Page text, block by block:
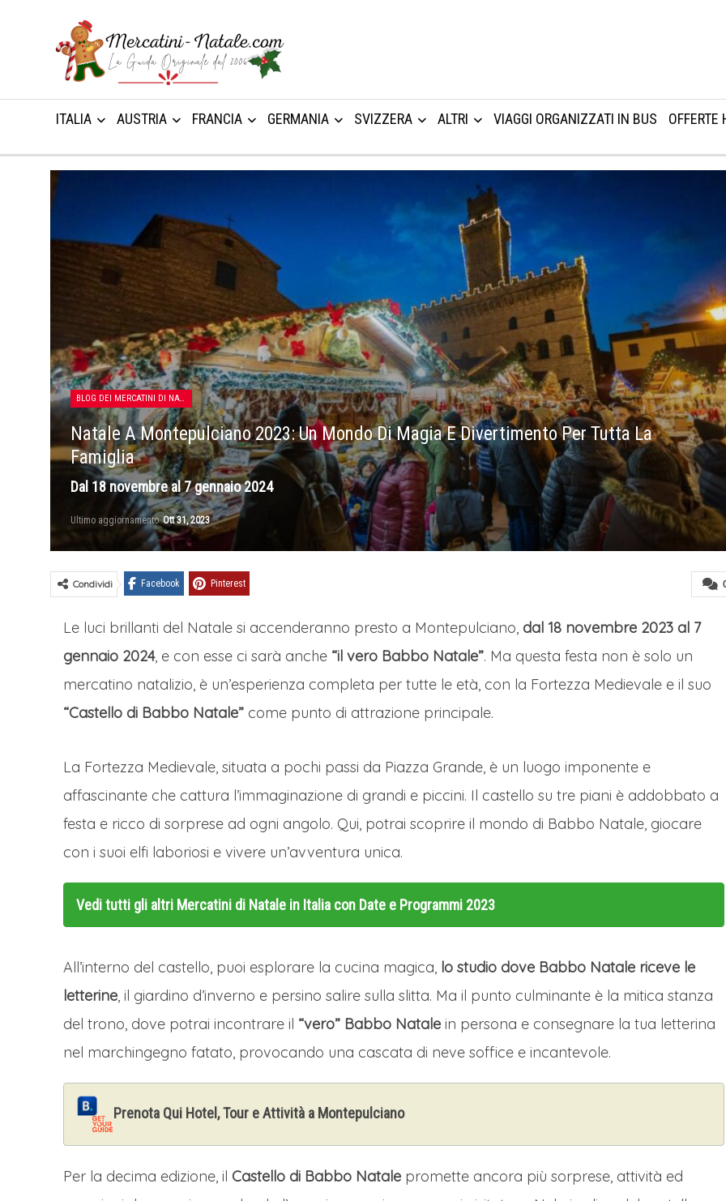
ITALIA AUSTRIA FRANCIA GERMANIA SVIZZERA ALTRI VIAGGI ORGANIZZATI IN BUS OFFERTE
BLOG DEI MERCATINI DI NATALE
Natale A Montepulciano 2023: Un Mondo Di Magia E Divertimento Per Tutta La
Famiglia
Dal 18 novembre al 7 gennaio 2024
Ultimo aggiornamentoOtt 31, 2023
Condividi Facebook Pinterest
Le luci brillanti del Natale si accenderanno presto a Montepulciano, dal 18 novembre 2023 al 7
gennaio 2024, e con esse ci sarà anche “il vero Babbo Natale”. Ma questa festa non è solo un
mercatino natalizio, è un’esperienza completa per tutte le età, con la Fortezza Medievale e il suo
“Castello di Babbo Natale” come punto di attrazione principale.
La Fortezza Medievale, situata a pochi passi da Piazza Grande, è un luogo imponente e
affascinante che cattura l’immaginazione di grandi e piccini. Il castello su tre piani è addobbato a
festa e ricco di sorprese ad ogni angolo. Qui, potrai scoprire il mondo di Babbo Natale, giocare
con i suoi elfi laboriosi e vivere un’avventura unica.
Vedi tutti gli altri Mercatini di Natale in Italia con Date e Programmi 2023
All’interno del castello, puoi esplorare la cucina magica, lo studio dove Babbo Natale riceve le
letterine , il giardino d’inverno e persino salire sulla slitta. Ma il punto culminante è la mitica stanza
del trono, dove potrai incontrare il “vero” Babbo Natale in persona e consegnare la tua letterina
nel marchingegno fatato, provocando una cascata di neve soffice e incantevole.
Prenota Qui Hotel, Tour e Attività a Montepulciano
Per la decima edizione, il Castello di Babbo Natale promette ancora più sorprese, attività ed